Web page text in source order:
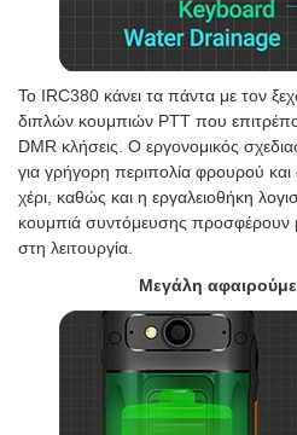
Το IRC380 κάνει τα πάντα με τον
διπλών κουμπιών PTT που
DMR κλήσεις. Ο εργονομικός
για γρήγορη περιπολία φρουρού
χέρι, καθώς και η εργαλειοθήκη
κουμπιά συντόμευσης προσφέρουν
στη λειτουργία.
Μεγάλη